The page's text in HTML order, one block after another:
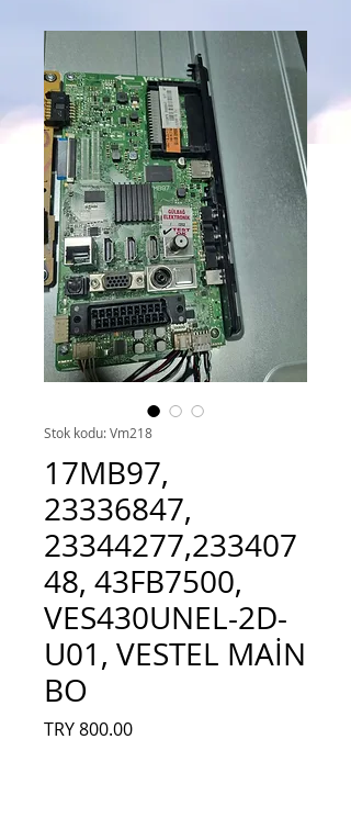
Stok kodu: Vm218
17MB97,
23336847,
23344277,233407
48, 43FB7500,
VES430UNEL-2D-
U01, VESTEL MAİN
BO
TRY 800.00Fiyat